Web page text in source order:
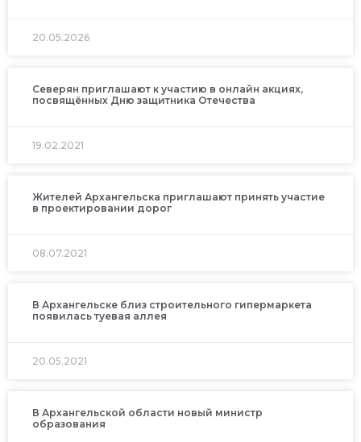
20.05.2026
Северян приглашают к участию в онлайн акциях,
посвящённых Дню защитника Отечества
19.02.2021
Жителей Архангельска приглашают принять участие
в проектировании дорог
08.07.2021
В Архангельске близ строительного гипермаркета
появилась туевая аллея
20.05.2021
В Архангельской области новый министр
образования